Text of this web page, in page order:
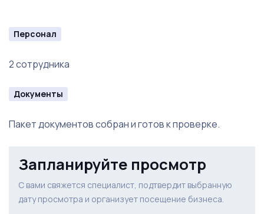
Персонал
2 сотрудника
Документы
Пакет документов собран и готов к проверке.
Запланируйте просмотр
С вами свяжется специалист, подтвердит выбранную
дату просмотра и организует посещение бизнеса.